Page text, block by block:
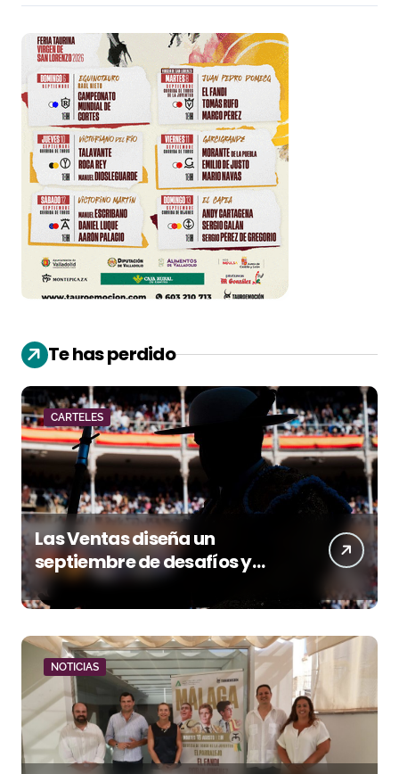
Te has perdido
CARTELES
Las Ventas diseña un
septiembre de desafíos y
variedad ganadera
NOTICIAS